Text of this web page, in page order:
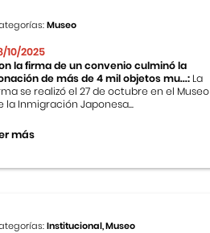
Museo
10/2025
la firma de un convenio culminó la
de más de 4 mil objetos mu...: La
se realizó el 27 de octubre en el Museo
la Inmigración Japonesa...
más
Institucional, Museo